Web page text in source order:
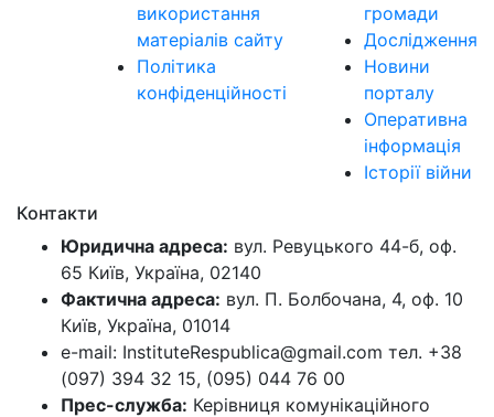
використання
матеріалів сайту
Політика
конфіденційності
громади
Дослідження
Новини
порталу
Оперативна
інформація
Історії війни
Контакти
Юридична адреса: вул. Ревуцького 44-б, оф.
65 Київ, Україна, 02140
Фактична адреса: вул. П. Болбочана, 4, оф. 10
Київ, Україна, 01014
e-mail: InstituteRespublica@gmail.com тел. +38
(097) 394 32 15, (095) 044 76 00
Прес-служба: Керівниця комунікаційного